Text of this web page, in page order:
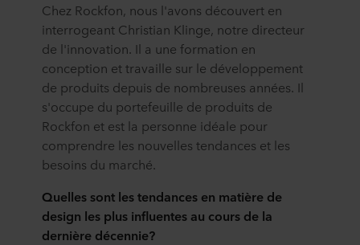
Chez Rockfon, nous l'avons découvert en
interrogeant Christian Klinge, notre directeur
de l'innovation. Il a une formation en
conception et travaille sur le développement
de produits depuis de nombreuses années. Il
s'occupe du portefeuille de produits de
Rockfon et est la personne idéale pour
comprendre les nouvelles tendances et les
besoins du marché.
Quelles sont les tendances en matière de
design les plus influentes au cours de la
dernière décennie?